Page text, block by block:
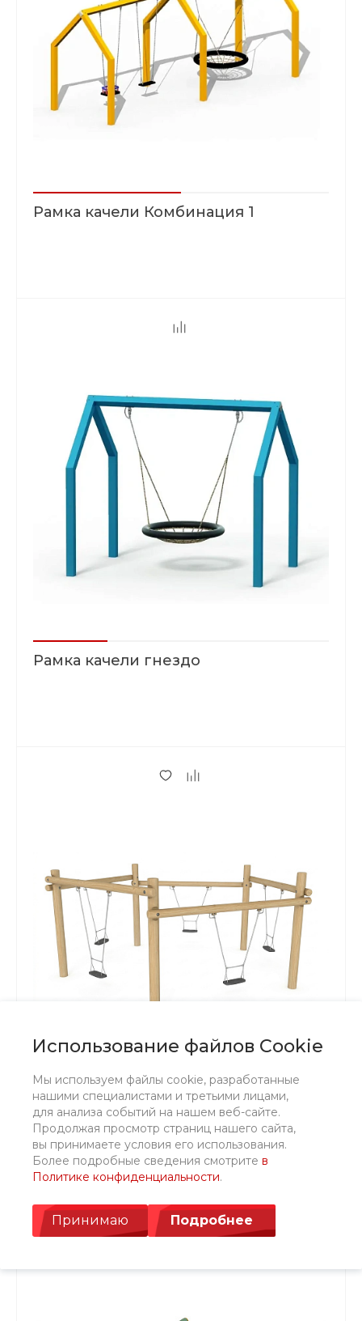
Использование файлов Cookie
Мы используем файлы cookie, разработанные
нашими специалистами и третьими лицами,
для анализа событий на нашем веб-сайте.
Продолжая просмотр страниц нашего сайта,
вы принимаете условия его использования.
Более подробные сведения смотрите в
Политике конфиденциальности.
Принимаю Подробнее
Рамка качели Комбинация 1
Рамка качели гнездо
Качели круговые ЭКО 2
608 220 ₽ 675 800 ₽
В КОРЗИНУ